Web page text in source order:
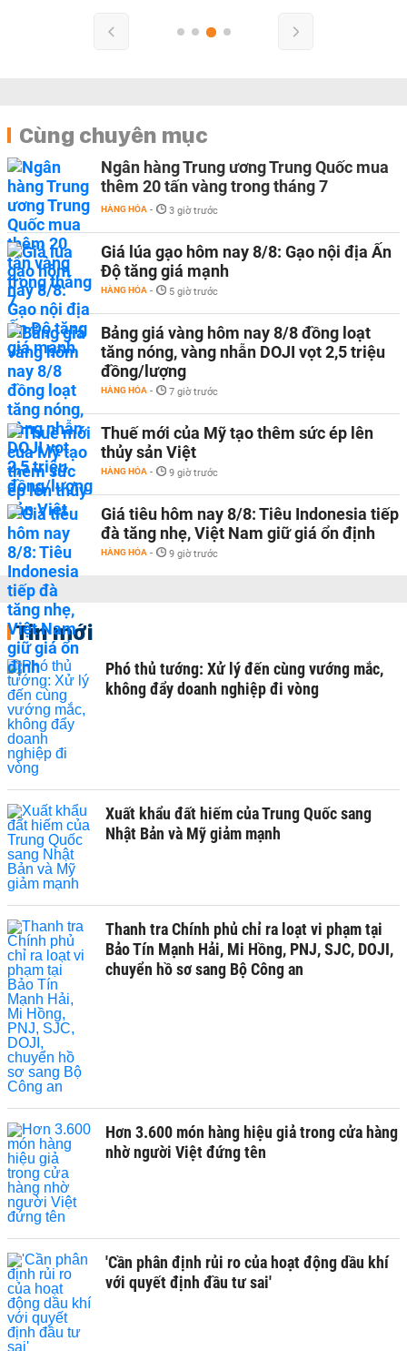
Cùng chuyên mục
Ngân hàng Trung ương Trung Quốc mua
thêm 20 tấn vàng trong tháng 7
HÀNG HÓA - 3 giờ trước
Giá lúa gạo hôm nay 8/8: Gạo nội địa Ấn
Độ tăng giá mạnh
HÀNG HÓA - 5 giờ trước
Bảng giá vàng hôm nay 8/8 đồng loạt
tăng nóng, vàng nhẫn DOJI vọt 2,5 triệu
đồng/lượng
HÀNG HÓA - 7 giờ trước
Thuế mới của Mỹ tạo thêm sức ép lên
thủy sản Việt
HÀNG HÓA - 9 giờ trước
Giá tiêu hôm nay 8/8: Tiêu Indonesia tiếp
đà tăng nhẹ, Việt Nam giữ giá ổn định
HÀNG HÓA - 9 giờ trước
Tin mới
Phó thủ tướng: Xử lý đến cùng vướng mắc,
không đẩy doanh nghiệp đi vòng
Xuất khẩu đất hiếm của Trung Quốc sang
Nhật Bản và Mỹ giảm mạnh
Thanh tra Chính phủ chỉ ra loạt vi phạm tại
Bảo Tín Mạnh Hải, Mi Hồng, PNJ, SJC, DOJI,
chuyển hồ sơ sang Bộ Công an
Hơn 3.600 món hàng hiệu giả trong cửa hàng
nhờ người Việt đứng tên
'Cần phân định rủi ro của hoạt động dầu khí
với quyết định đầu tư sai'